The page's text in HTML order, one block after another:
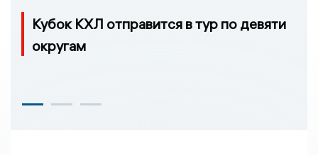
Кубок КХЛ отправится в тур по девяти
округам